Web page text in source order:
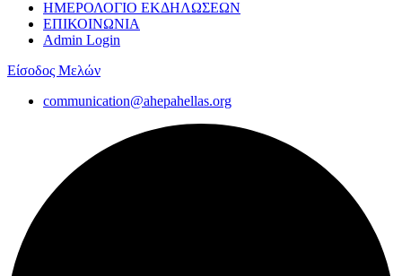
ΗΜΕΡΟΛΟΓΙΟ ΕΚΔΗΛΩΣΕΩΝ
ΕΠΙΚΟΙΝΩΝΙΑ
Admin Login
Είσοδος Μελών
communication@ahepahellas.org